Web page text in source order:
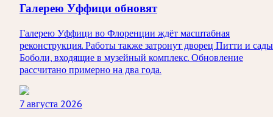
Галерею Уффици обновят
Галерею Уффици во Флоренции ждёт масштабная
реконструкция. Работы также затронут дворец Питти и сады
Боболи, входящие в музейный комплекс. Обновление
рассчитано примерно на два года.
7 августа 2026